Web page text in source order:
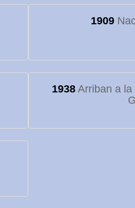
1909
1938 Arriban a